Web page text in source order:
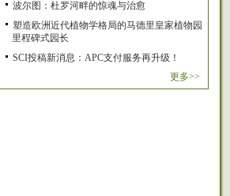
波尔图：杜罗河畔的惊魂与治愈
塑造欧洲近代植物学格局的马德里皇家植物园
里程碑式园长
SCI投稿新消息：APC支付服务再升级！
更多>>